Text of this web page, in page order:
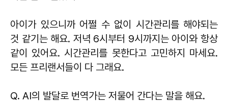
아이가 있으니까 어쩔 수 없이 시간관리를 해야되는
것 같기는 해요. 저녁 6시부터 9시까지는 아이와 항상
같이 있어요. 시간관리를 못한다고 고민하지 마세요.
모든 프리랜서들이 다 그래요.
Q. AI의 발달로 번역가는 저물어 간다는 말을 해요.